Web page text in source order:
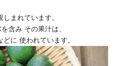
まれています。
含み その果汁は、
に 使われています。